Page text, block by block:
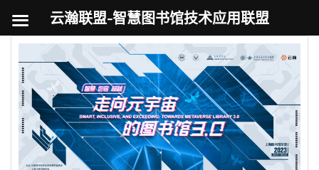
云瀚联盟-智慧图书馆技术应用联盟